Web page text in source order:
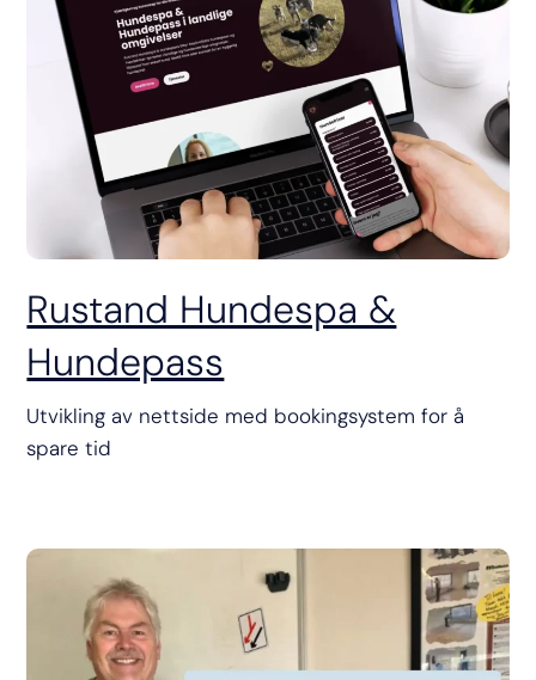
Rustand Hundespa &
Hundepass
Utvikling av nettside med bookingsystem for å
spare tid